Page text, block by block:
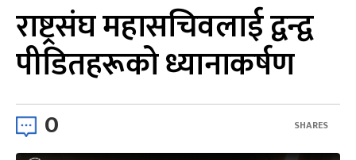
राष्ट्रसंघ महासचिवलाई द्वन्द्व
पीडितहरूको ध्यानाकर्षण
0 SHARES